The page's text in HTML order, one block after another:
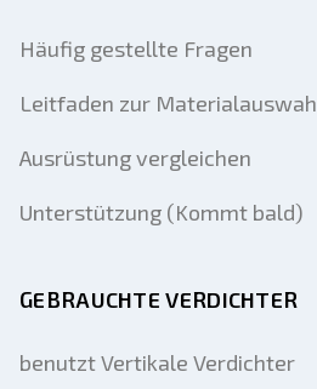
Häufig gestellte Fragen
Leitfaden zur
Ausrüstung vergleichen
Unterstützung (Kommt bald)
GEBRAUCHTE VERDICHTER
benutzt Vertikale Verdichter